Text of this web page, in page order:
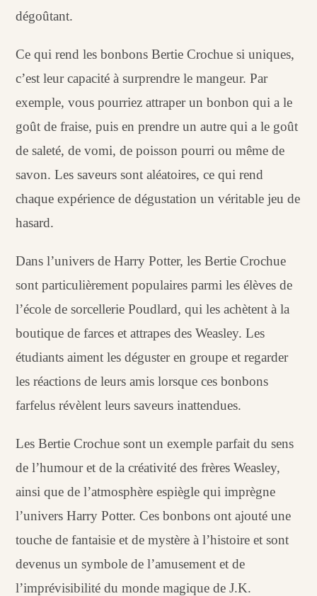
dégoûtant.
Ce qui rend les bonbons Bertie Crochue si uniques,
c’est leur capacité à surprendre le mangeur. Par
exemple, vous pourriez attraper un bonbon qui a le
goût de fraise, puis en prendre un autre qui a le goût
de saleté, de vomi, de poisson pourri ou même de
savon. Les saveurs sont aléatoires, ce qui rend
chaque expérience de dégustation un véritable jeu de
hasard.
Dans l’univers de Harry Potter, les Bertie Crochue
sont particulièrement populaires parmi les élèves de
l’école de sorcellerie Poudlard, qui les achètent à la
boutique de farces et attrapes des Weasley. Les
étudiants aiment les déguster en groupe et regarder
les réactions de leurs amis lorsque ces bonbons
farfelus révèlent leurs saveurs inattendues.
Les Bertie Crochue sont un exemple parfait du sens
de l’humour et de la créativité des frères Weasley,
ainsi que de l’atmosphère espiègle qui imprègne
l’univers Harry Potter. Ces bonbons ont ajouté une
touche de fantaisie et de mystère à l’histoire et sont
devenus un symbole de l’amusement et de
l’imprévisibilité du monde magique de J.K.